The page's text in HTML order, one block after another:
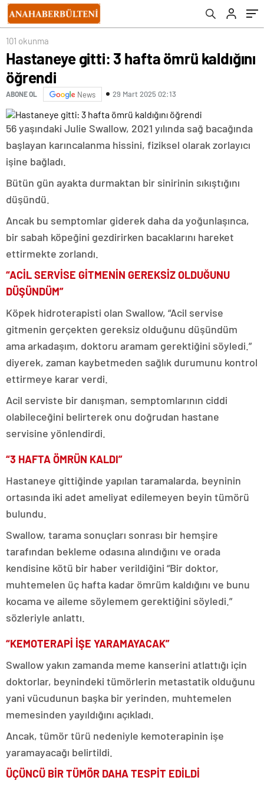
101 okunma
Hastaneye gitti: 3 hafta ömrü kaldığını
öğrendi
ABONE OL News 29 Mart 2025 02:13
56 yaşındaki Julie Swallow, 2021 yılında sağ bacağında
başlayan karıncalanma hissini, fiziksel olarak zorlayıcı
işine bağladı.
Bütün gün ayakta durmaktan bir sinirinin sıkıştığını
düşündü.
Ancak bu semptomlar giderek daha da yoğunlaşınca,
bir sabah köpeğini gezdirirken bacaklarını hareket
ettirmekte zorlandı.
“ACİL SERVİSE GİTMENİN GEREKSİZ OLDUĞUNU
DÜŞÜNDÜM”
Köpek hidroterapisti olan Swallow, “Acil servise
gitmenin gerçekten gereksiz olduğunu düşündüm
ama arkadaşım, doktoru aramam gerektiğini söyledi.”
diyerek, zaman kaybetmeden sağlık durumunu kontrol
ettirmeye karar verdi.
Acil serviste bir danışman, semptomlarının ciddi
olabileceğini belirterek onu doğrudan hastane
servisine yönlendirdi.
“3 HAFTA ÖMRÜN KALDI”
Hastaneye gittiğinde yapılan taramalarda, beyninin
ortasında iki adet ameliyat edilemeyen beyin tümörü
bulundu.
Swallow, tarama sonuçları sonrası bir hemşire
tarafından bekleme odasına alındığını ve orada
kendisine kötü bir haber verildiğini “Bir doktor,
muhtemelen üç hafta kadar ömrüm kaldığını ve bunu
kocama ve aileme söylemem gerektiğini söyledi.”
sözleriyle anlattı.
“KEMOTERAPİ İŞE YARAMAYACAK”
Swallow yakın zamanda meme kanserini atlattığı için
doktorlar, beynindeki tümörlerin metastatik olduğunu
yani vücudunun başka bir yerinden, muhtemelen
memesinden yayıldığını açıkladı.
Ancak, tümör türü nedeniyle kemoterapinin işe
yaramayacağı belirtildi.
ÜÇÜNCÜ BİR TÜMÖR DAHA TESPİT EDİLDİ